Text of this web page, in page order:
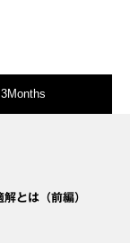
3Months
とは（前編）